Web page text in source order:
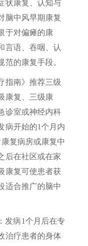
状康复、认知与
脑中风早期康复
于对偏瘫的康
言语、吞咽、认
的康复手段。
指南》推荐三级
康复、三级康
诊室或神经内科
病开始的1个月内
复病房或康复中
后在社区或在家
康复可使患者获
适合推广的脑中
发病1个月后在专
治疗患者的身体